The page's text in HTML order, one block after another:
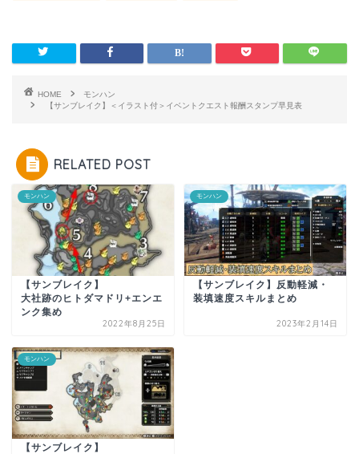
HOME
モンハン
【サンブレイク】＜イラスト付＞イベントクエスト報酬スタンプ早見表
RELATED POST
モンハン
【サンブレイク】
大社跡のヒトダマドリ+エンエ
ンク集め
2022年8月25日
モンハン
【サンブレイク】反動軽減・
装填速度スキルまとめ
2023年2月14日
モンハン
【サンブレイク】